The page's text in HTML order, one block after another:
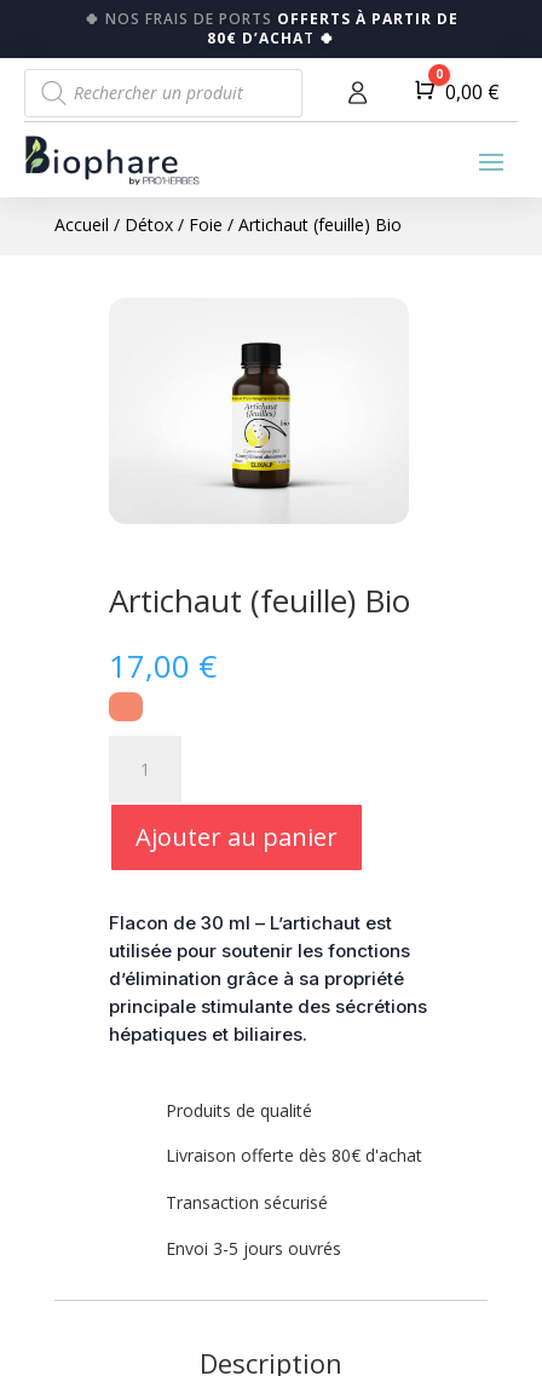
🍀 NOS FRAIS DE PORTS OFFERTS À PARTIR DE
80€ D’ACHAT 🍀
Recherche
de
produits
Panier
0
0,00 €
Accueil / Détox/ Foie / Artichaut (feuille) Bio
Artichaut (feuille) Bio
17,00 €
Artichaut
(feuille)
Ajouter au panier
Flacon de 30 ml – L’artichaut est
utilisée pour soutenir les fonctions
d’élimination grâce à sa propriété
principale stimulante des sécrétions
hépatiques et biliaires.
Produits de qualité
Livraison offerte dès 80€ d'achat
Transaction sécurisé
Envoi 3-5 jours ouvrés
Description